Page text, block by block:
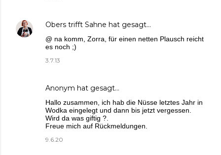
Obers trifft Sahne hat gesagt…
@ na komm, Zorra, für einen netten Plausch reicht
es noch ;)
3.7.13
Anonym hat gesagt…
Hallo zusammen, ich hab die Nüsse letztes Jahr in
Wodka eingelegt und dann bis jetzt vergessen.
Wird da was giftig ?.
Freue mich auf Rückmeldungen.
9.6.20